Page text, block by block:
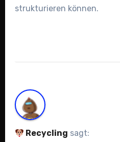
strukturieren können.
Recycling sagt: